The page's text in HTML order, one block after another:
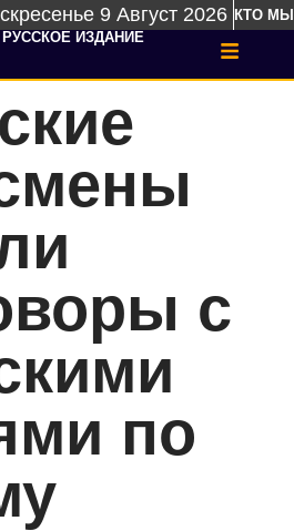
9 Август 2026 КТО МЫ
РУССКОЕ ИЗДАНИЕ
с
по